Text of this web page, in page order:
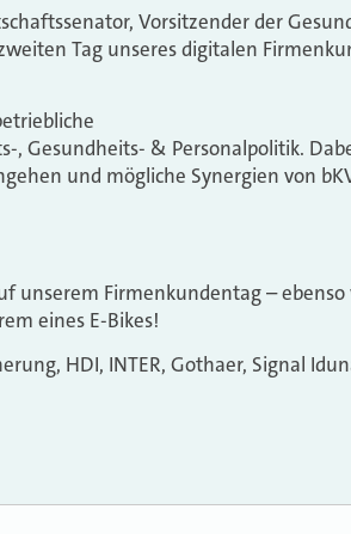
Vorsitzender der
Tag unseres digitalen
, Gesundheits- & Personalpolitik.
und mögliche Synergien von
unserem Firmenkundentag – ebenso
eines E-Bikes!
HDI, INTER, Gothaer, Signal